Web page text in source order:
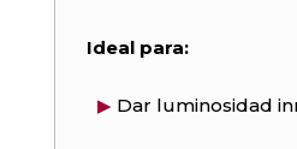
Ideal para:
▶Dar luminosidad